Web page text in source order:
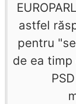
astfel
pentru
de ea